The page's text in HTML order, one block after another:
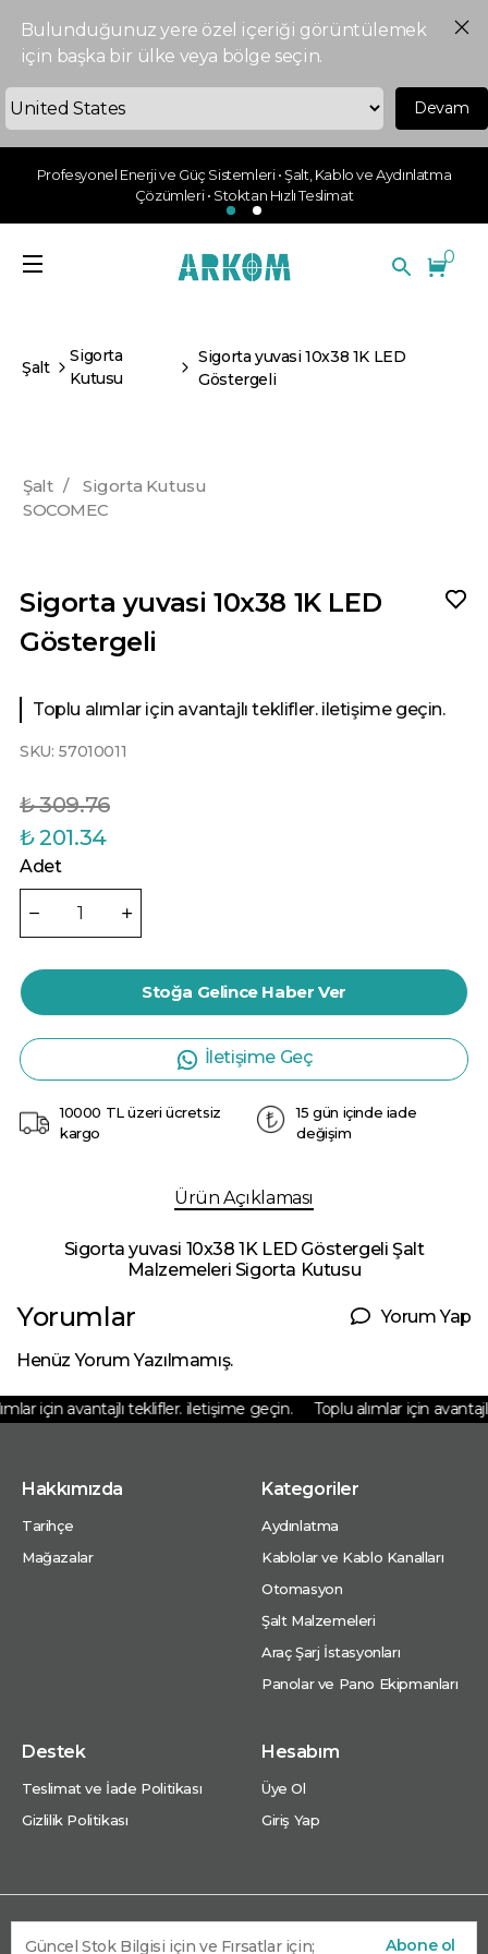
Bulunduğunuz yere özel içeriği görüntülemek
için başka bir ülke veya bölge seçin.
Devam
Profesyonel Enerji ve Güç Sistemleri • Şalt, Kablo ve Aydınlatma
Çözümleri • Stoktan Hızlı Teslimat
0
Şalt
Sigorta
Kutusu
Sigorta yuvasi 10x38 1K LED
Göstergeli
Şalt /
Sigorta Kutusu
SOCOMEC
Sigorta yuvasi 10x38 1K LED
Göstergeli
Toplu alımlar için avantajlı teklifler. iletişime geçin.
SKU: 57010011
₺ 309.76
₺ 201.34
Adet
Stoğa Gelince Haber Ver
İletişime Geç
10000 TL üzeri ücretsiz
kargo
15 gün içinde iade
değişim
Ürün Açıklaması
Sigorta yuvasi 10x38 1K LED Göstergeli Şalt
Malzemeleri Sigorta Kutusu
Yorumlar Yorum Yap
Henüz Yorum Yazılmamış.
için avantajlı teklifler. iletişime geçin. Toplu alımlar için
Hakkımızda
Tarihçe
Mağazalar
Kategoriler
Aydınlatma
Kablolar ve Kablo Kanalları
Otomasyon
Şalt Malzemeleri
Araç Şarj İstasyonları
Panolar ve Pano Ekipmanları
Destek
Teslimat ve İade Politikası
Gizlilik Politikası
Hesabım
Üye Ol
Giriş Yap
Abone ol